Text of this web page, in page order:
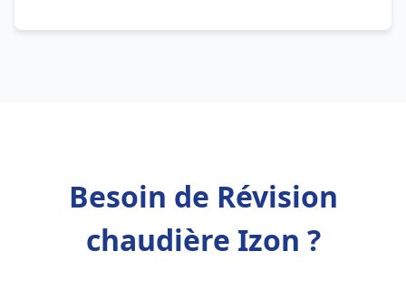
Besoin de Révision
chaudière Izon ?